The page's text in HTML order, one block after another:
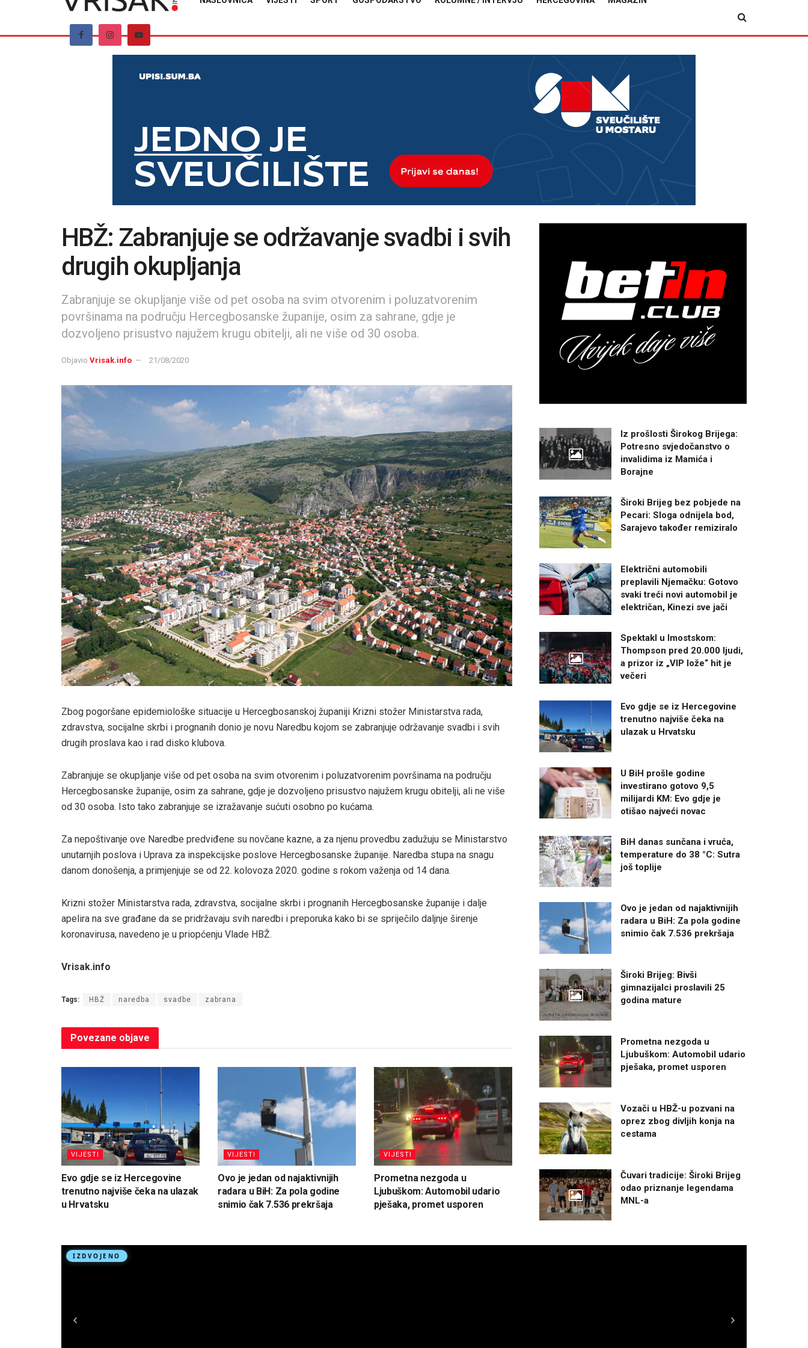
HBŽ: Zabranjuje se održavanje svadbi i svih
drugih okupljanja
Zabranjuje se okupljanje više od pet osoba na svim otvorenim i poluzatvorenim
površinama na području Hercegbosanske županije, osim za sahrane, gdje je
dozvoljeno prisustvo najužem krugu obitelji, ali ne više od 30 osoba.
Objavio Vrisak.info 21/08/2020
Zbog pogoršane epidemiološke situacije u Hercegbosanskoj županiji Krizni stožer Ministarstva rada,
zdravstva, socijalne skrbi i prognanih donio je novu Naredbu kojom se zabranjuje održavanje svadbi i svih
drugih proslava kao i rad disko klubova.
Zabranjuje se okupljanje više od pet osoba na svim otvorenim i poluzatvorenim površinama na području
Hercegbosanske županije, osim za sahrane, gdje je dozvoljeno prisustvo najužem krugu obitelji, ali ne više
od 30 osoba. Isto tako zabranjuje se izražavanje sućuti osobno po kućama.
Za nepoštivanje ove Naredbe predviđene su novčane kazne, a za njenu provedbu zadužuju se Ministarstvo
unutarnjih poslova i Uprava za inspekcijske poslove Hercegbosanske županije. Naredba stupa na snagu
danom donošenja, a primjenjuje se od 22. kolovoza 2020. godine s rokom važenja od 14 dana.
Krizni stožer Ministarstva rada, zdravstva, socijalne skrbi i prognanih Hercegbosanske županije i dalje
apelira na sve građane da se pridržavaju svih naredbi i preporuka kako bi se spriječilo daljnje širenje
koronavirusa, navedeno je u priopćenju Vlade HBŽ.
Vrisak.info
Tags: HBŽ naredba svadbe zabrana
Povezane objave
VIJESTI
Evo gdje se iz Hercegovine
trenutno najviše čeka na ulazak
u Hrvatsku
VIJESTI
Ovo je jedan od najaktivnijih
radara u BiH: Za pola godine
snimio čak 7.536 prekršaja
VIJESTI
Prometna nezgoda u
Ljubuškom: Automobil udario
pješaka, promet usporen
Iz prošlosti Širokog Brijega:
Potresno svjedočanstvo o
invalidima iz Mamića i
Borajne
Široki Brijeg bez pobjede na
Pecari: Sloga odnijela bod,
Sarajevo također remiziralo
Električni automobili
preplavili Njemačku: Gotovo
svaki treći novi automobil je
električan, Kinezi sve jači
Spektakl u Imostskom:
Thompson pred 20.000 ljudi,
a prizor iz „VIP lože“ hit je
večeri
Evo gdje se iz Hercegovine
trenutno najviše čeka na
ulazak u Hrvatsku
U BiH prošle godine
investirano gotovo 9,5
milijardi KM: Evo gdje je
otišao najveći novac
BiH danas sunčana i vruća,
temperature do 38 °C: Sutra
još toplije
Ovo je jedan od najaktivnijih
radara u BiH: Za pola godine
snimio čak 7.536 prekršaja
Široki Brijeg: Bivši
gimnazijalci proslavili 25
godina mature
Prometna nezgoda u
Ljubuškom: Automobil udario
pješaka, promet usporen
Vozači u HBŽ-u pozvani na
oprez zbog divljih konja na
cestama
Čuvari tradicije: Široki Brijeg
odao priznanje legendama
MNL-a